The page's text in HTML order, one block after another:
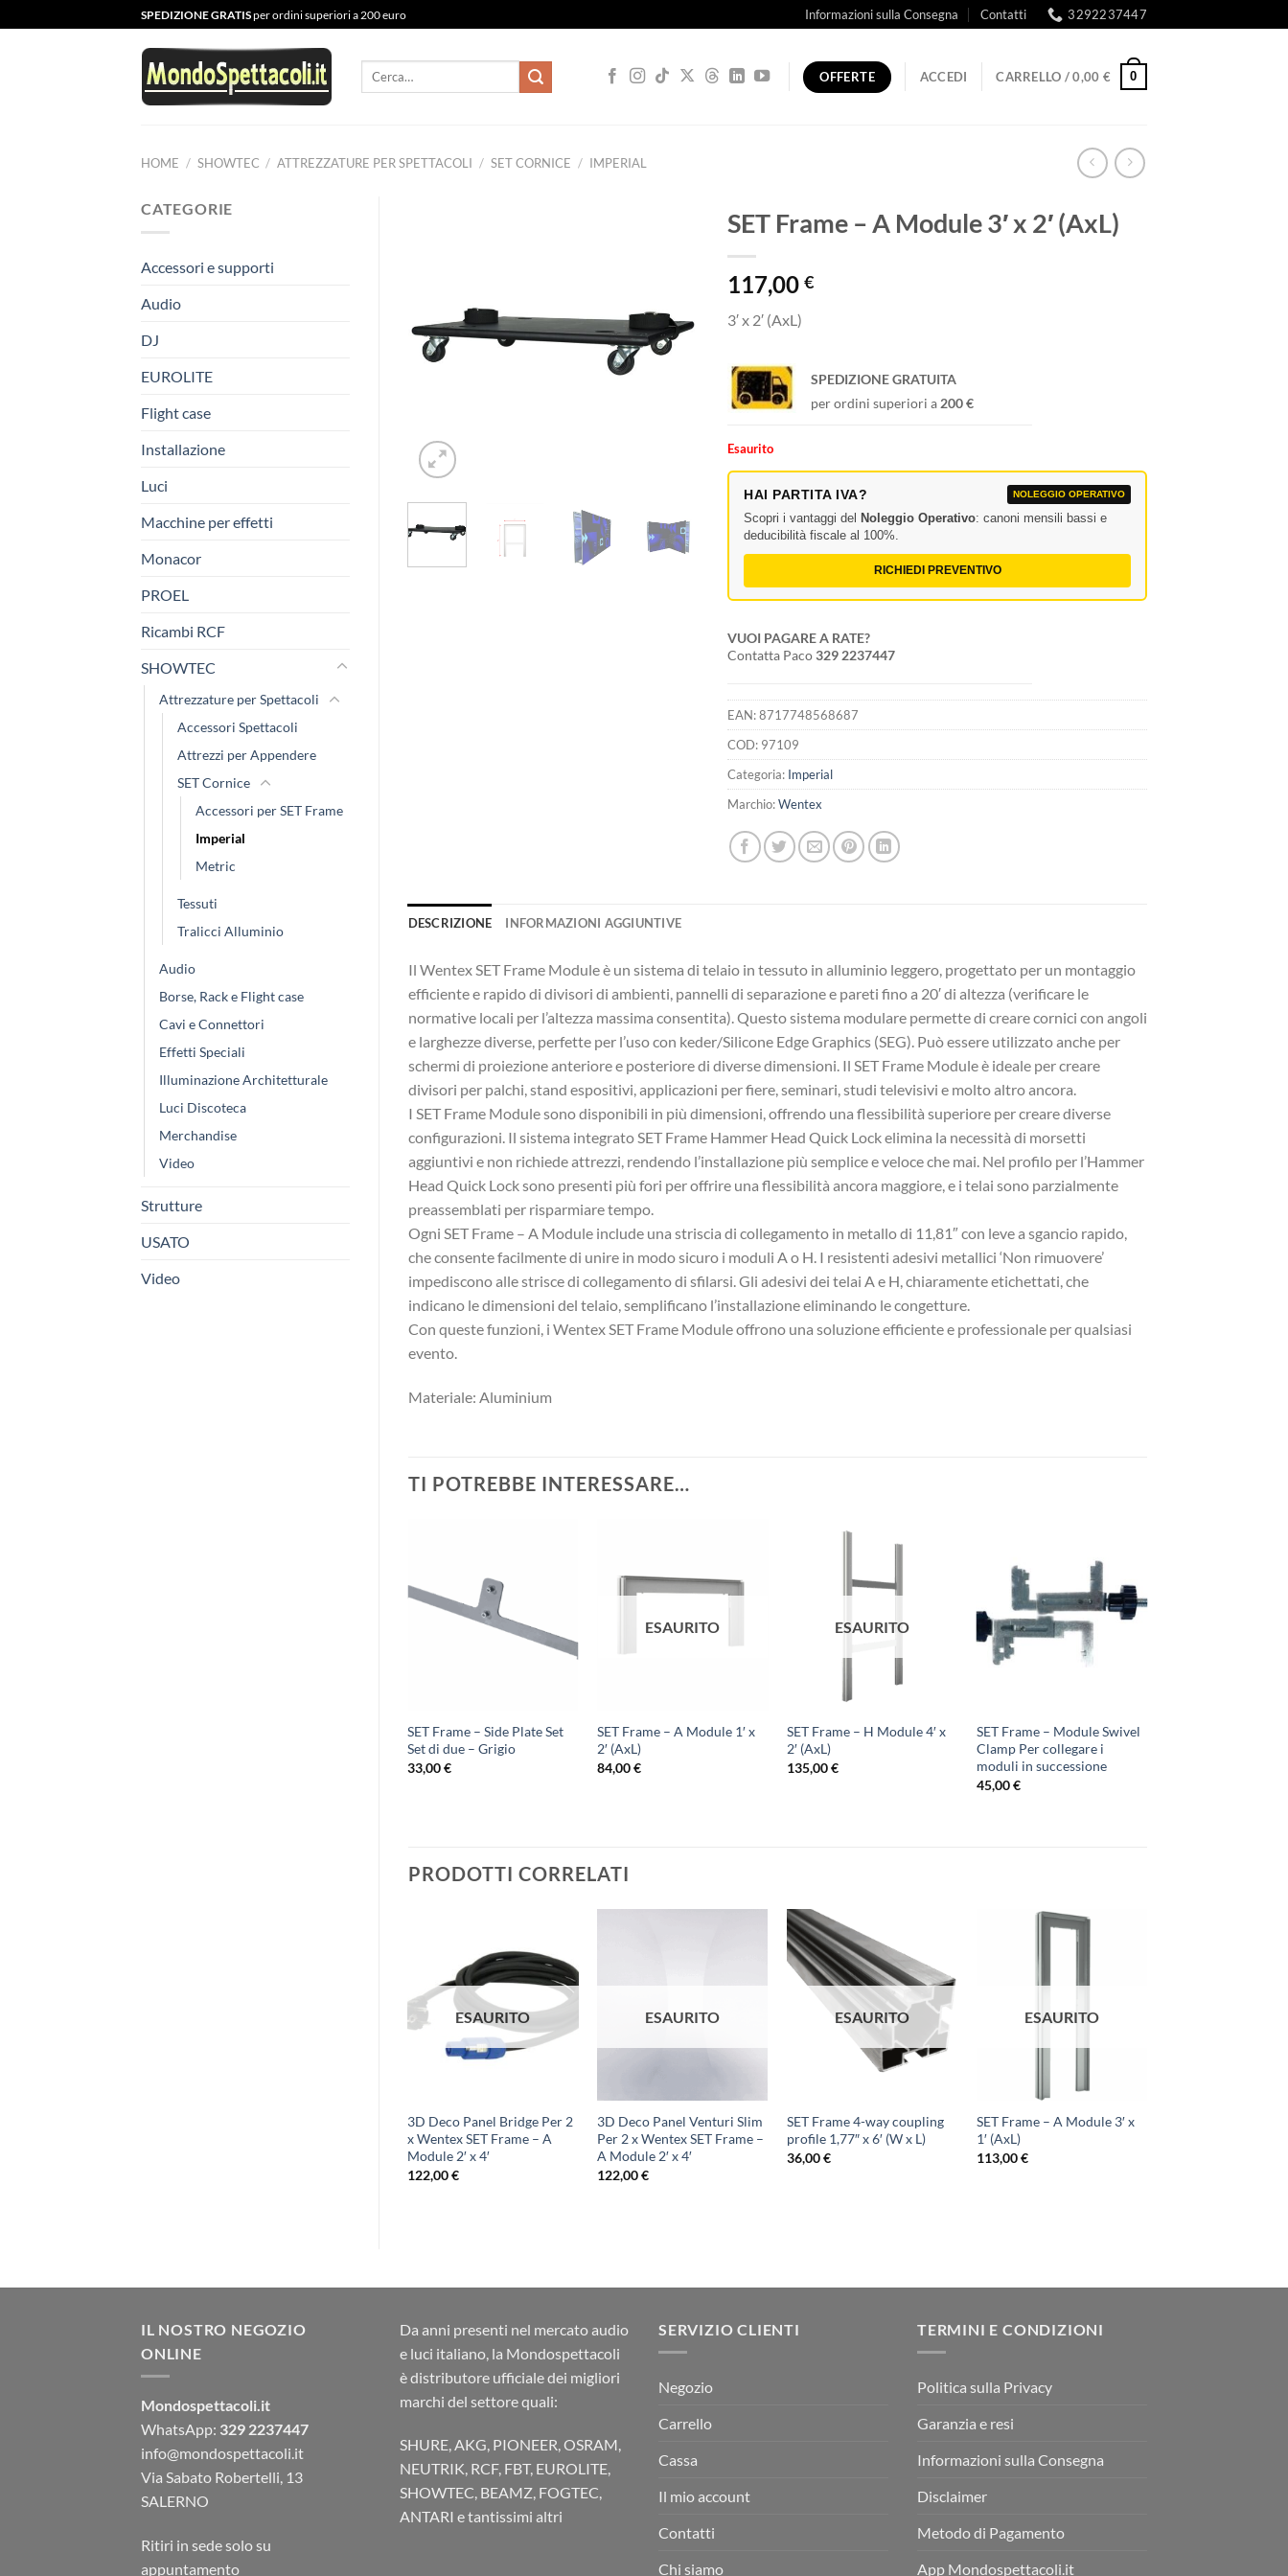
ai
SPEDIZIONE GRATISper ordini superiori a 200 euro Informazioni sulla Consegna Contatti 3292237447
Cerca: OFFERTE ACCEDI CARRELLO /0,00 € 0
HOME / SHOWTEC / ATTREZZATURE PER SPETTACOLI / SET CORNICE / IMPERIAL
CATEGORIE
Accessori e supporti
Audio
DJ
EUROLITE
Flight case
Installazione
Luci
Macchine per effetti
Monacor
PROEL
Ricambi RCF
SHOWTEC
Attrezzature per Spettacoli
Accessori Spettacoli
Attrezzi per Appendere
SET Cornice
Accessori per SET Frame
Imperial
Metric
Tessuti
Tralicci Alluminio
Audio
Borse, Rack e Flight case
Cavi e Connettori
Effetti Speciali
Illuminazione Architetturale
Luci Discoteca
Merchandise
Video
Strutture
USATO
Video
SET Frame – A Module 3′ x 2′ (AxL)
117,00€
3′ x 2′ (AxL)
SPEDIZIONE GRATUITA
per ordini superiori a 200 €
Esaurito
HAI PARTITA IVA? NOLEGGIO OPERATIVO
Scopri i vantaggi del Noleggio Operativo: canoni mensili bassi e
deducibilità fiscale al 100%.
RICHIEDI PREVENTIVO
VUOI PAGARE A RATE?
Contatta Paco329 2237447
EAN:8717748568687
COD: 97109
Categoria: Imperial
Marchio:Wentex
DESCRIZIONE INFORMAZIONI AGGIUNTIVE
Il Wentex SET Frame Module è un sistema di telaio in tessuto in alluminio leggero, progettato per un montaggio
efficiente e rapido di divisori di ambienti, pannelli di separazione e pareti fino a 20′ di altezza (verificare le
normative locali per l’altezza massima consentita). Questo sistema modulare permette di creare cornici con angoli
e larghezze diverse, perfette per l’uso con keder/Silicone Edge Graphics (SEG). Può essere utilizzato anche per
schermi di proiezione anteriore e posteriore di diverse dimensioni. Il SET Frame Module è ideale per creare
divisori per palchi, stand espositivi, applicazioni per fiere, seminari, studi televisivi e molto altro ancora.
I SET Frame Module sono disponibili in più dimensioni, offrendo una flessibilità superiore per creare diverse
configurazioni. Il sistema integrato SET Frame Hammer Head Quick Lock elimina la necessità di morsetti
aggiuntivi e non richiede attrezzi, rendendo l’installazione più semplice e veloce che mai. Nel profilo per l’Hammer
Head Quick Lock sono presenti più fori per offrire una flessibilità ancora maggiore, e i telai sono parzialmente
preassemblati per risparmiare tempo.
Ogni SET Frame – A Module include una striscia di collegamento in metallo di 11,81″ con leve a sgancio rapido,
che consente facilmente di unire in modo sicuro i moduli A o H. I resistenti adesivi metallici ‘Non rimuovere’
impediscono alle strisce di collegamento di sfilarsi. Gli adesivi dei telai A e H, chiaramente etichettati, che
indicano le dimensioni del telaio, semplificano l’installazione eliminando le congetture.
Con queste funzioni, i Wentex SET Frame Module offrono una soluzione efficiente e professionale per qualsiasi
evento.
Materiale: Aluminium
TI POTREBBE INTERESSARE…
SET Frame – Side Plate Set
Set di due – Grigio
33,00€
ESAURITO
SET Frame – A Module 1′ x
2′ (AxL)
84,00€
ESAURITO
SET Frame – H Module 4′ x
2′ (AxL)
135,00€
SET Frame – Module Swivel
Clamp Per collegare i
moduli in successione
45,00€
PRODOTTI CORRELATI
ESAURITO
3D Deco Panel Bridge Per 2
x Wentex SET Frame – A
Module 2′ x 4′
122,00€
ESAURITO
3D Deco Panel Venturi Slim
Per 2 x Wentex SET Frame –
A Module 2′ x 4′
122,00€
ESAURITO
SET Frame 4-way coupling
profile 1,77″ x 6′ (W x L)
36,00€
ESAURITO
SET Frame – A Module 3′ x
1′ (AxL)
113,00€
IL NOSTRO NEGOZIO
ONLINE
Mondospettacoli.it
WhatsApp: 329 2237447
info@mondospettacoli.it
Via Sabato Robertelli, 13
SALERNO
Ritiri in sede solo su
appuntamento
Da anni presenti nel mercato audio
e luci italiano, la Mondospettacoli
è distributore ufficiale dei migliori
marchi del settore quali:
SHURE, AKG, PIONEER, OSRAM,
NEUTRIK, RCF, FBT, EUROLITE,
SHOWTEC, BEAMZ, FOGTEC,
ANTARI e tantissimi altri
SERVIZIO CLIENTI
Negozio
Carrello
Cassa
Il mio account
Contatti
Chi siamo
TERMINI E CONDIZIONI
Politica sulla Privacy
Garanzia e resi
Informazioni sulla Consegna
Disclaimer
Metodo di Pagamento
App Mondospettacoli.it